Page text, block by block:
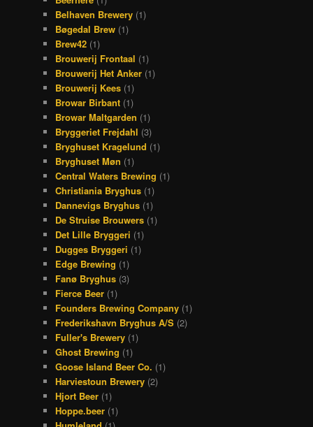
Belhaven Brewery (1)
Bøgedal Brew (1)
Brew42 (1)
Brouwerij Frontaal (1)
Brouwerij Het Anker (1)
Brouwerij Kees (1)
Browar Birbant (1)
Browar Maltgarden (1)
Bryggeriet Frejdahl (3)
Bryghuset Kragelund (1)
Bryghuset Møn (1)
Central Waters Brewing (1)
Christiania Bryghus (1)
Dannevigs Bryghus (1)
De Struise Brouwers (1)
Det Lille Bryggeri (1)
Dugges Bryggeri (1)
Edge Brewing (1)
Fanø Bryghus (3)
Fierce Beer (1)
Founders Brewing Company (1)
Frederikshavn Bryghus A/S (2)
Fuller's Brewery (1)
Ghost Brewing (1)
Goose Island Beer Co. (1)
Harviestoun Brewery (2)
Hjort Beer (1)
Hoppe.beer (1)